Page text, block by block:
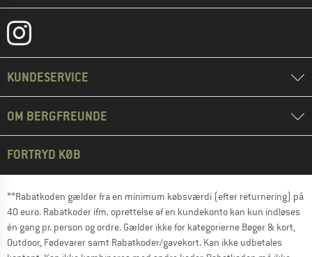
KUNDESERVICE
OM BERGFREUNDE
FORTRYD KØB
**Rabatkoden gælder fra en minimum købsværdi (efter returnering) på
40 euro. Rabatkoder ifm. oprettelse af en kundekonto kan kun indløses
én gang pr. person og ordre. Gælder ikke for kategorierne Bøger & kort,
Outdoor, Fødevarer samt Rabatkoder/gavekort. Kan ikke udbetales